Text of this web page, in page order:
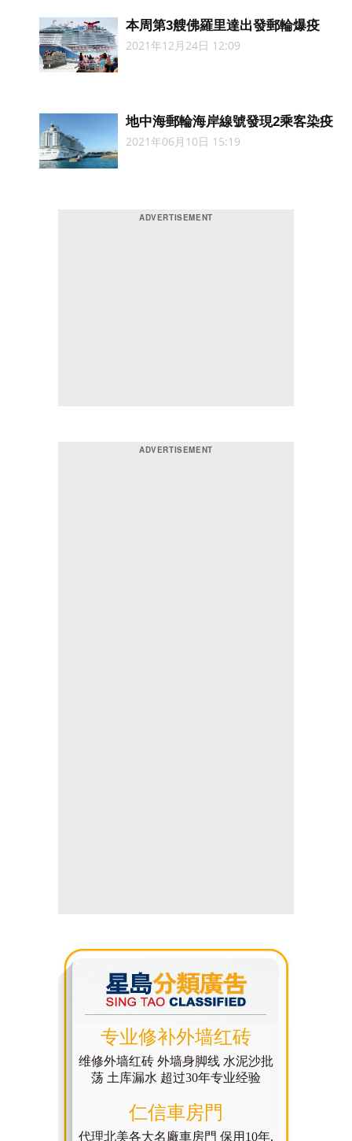
本周第3艘佛羅里達出發郵輪爆疫
2021年12月24日 12:09
地中海郵輪海岸線號發現2乘客染疫
2021年06月10日 15:19